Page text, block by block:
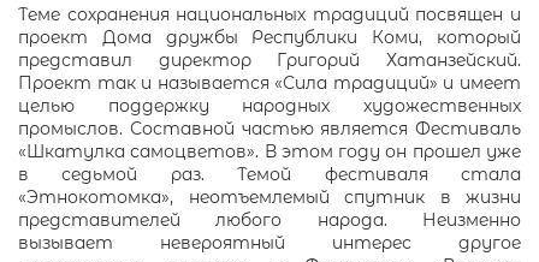
Теме сохранения национальных традиций посвящен и
проект Дома дружбы Республики Коми, который
представил директор Григорий Хатанзейский.
Проект так и называется «Сила традиций» и имеет
целью поддержку народных художественных
промыслов. Составной частью является Фестиваль
«Шкатулка самоцветов». В этом году он прошел уже
в седьмой раз. Темой фестиваля стала
«Этнокотомка», неотъемлемый спутник в жизни
представителей любого народа. Неизменно
вызывает невероятный интерес другое